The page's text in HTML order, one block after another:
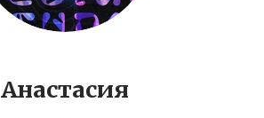
Анастасия